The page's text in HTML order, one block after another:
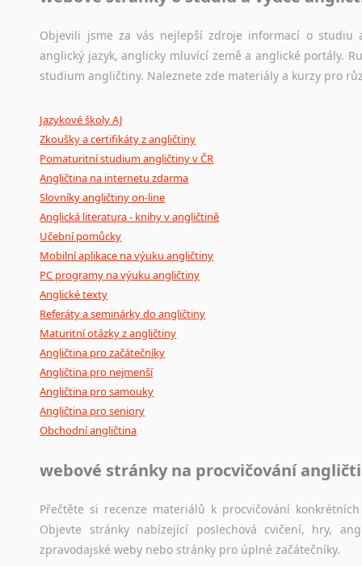
původního zdroje textu.
Ostatní pomůcky pro překladatele
poradny a pravidla
Objevili jsme za vás nejlepší zdroje informací o studiu
anglický jazyk, anglicky mluvící země a anglické portály.
studium angličtiny. Naleznete zde materiály a kurzy pro
Jazykové školy AJ
Zkoušky a certifikáty z angličtiny
Pomaturitní studium angličtiny v ČR
Angličtina na internetu zdarma
Slovníky angličtiny on-line
Anglická literatura - knihy v angličtině
Učební pomůcky
Mobilní aplikace na výuku angličtiny
PC programy na výuku angličtiny
Anglické texty
Referáty a seminárky do angličtiny
Maturitní otázky z angličtiny
Angličtina pro začátečníky
Angličtina pro nejmenší
Angličtina pro samouky
Angličtina pro seniory
Obchodní angličtina
webové stránky na procvičování
Přečtěte si recenze materiálů k procvičování
Objevte stránky nabízející poslechová cvičení, hry,
zpravodajské weby nebo stránky pro úplné začátečníky.